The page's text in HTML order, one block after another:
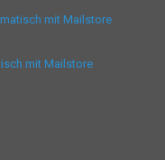
mit Mailstore
mit Mailstore